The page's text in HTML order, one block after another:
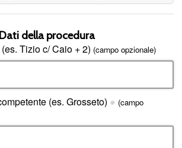
Dati della procedura
Tizio c/ Caio + 2) (campo opzionale)
(es. Grosseto) ● (campo